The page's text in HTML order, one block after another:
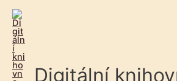
Digitální